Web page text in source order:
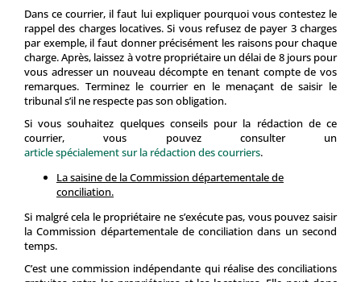
Dans ce courrier, il faut lui expliquer pourquoi vous contestez le
rappel des charges locatives. Si vous refusez de payer 3 charges
par exemple, il faut donner précisément les raisons pour chaque
charge. Après, laissez à votre propriétaire un délai de 8 jours pour
vous adresser un nouveau décompte en tenant compte de vos
remarques. Terminez le courrier en le menaçant de saisir le
tribunal s’il ne respecte pas son obligation.
Si vous souhaitez quelques conseils pour la rédaction de ce
courrier, vous pouvez consulter un
article spécialement sur la rédaction des courriers.
La saisine de la Commission départementale de
conciliation.
Si malgré cela le propriétaire ne s’exécute pas, vous pouvez saisir
la Commission départementale de conciliation dans un second
temps.
C’est une commission indépendante qui réalise des conciliations